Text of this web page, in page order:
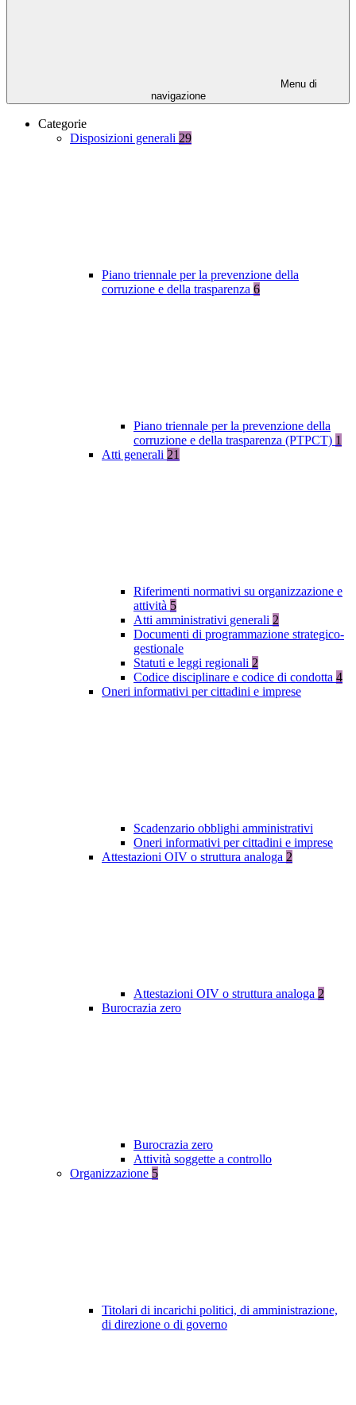
Menu di
navigazione
Categorie
Disposizioni generali 29
Piano triennale per la prevenzione della
corruzione e della trasparenza 6
Piano triennale per la prevenzione della
corruzione e della trasparenza (PTPCT) 1
Atti generali 21
Riferimenti normativi su organizzazione e
attività 5
Atti amministrativi generali 2
Documenti di programmazione strategico-
gestionale
Statuti e leggi regionali 2
Codice disciplinare e codice di condotta 4
Oneri informativi per cittadini e imprese
Scadenzario obblighi amministrativi
Oneri informativi per cittadini e imprese
Attestazioni OIV o struttura analoga 2
Attestazioni OIV o struttura analoga 2
Burocrazia zero
Burocrazia zero
Attività soggette a controllo
Organizzazione 5
Titolari di incarichi politici, di amministrazione,
di direzione o di governo